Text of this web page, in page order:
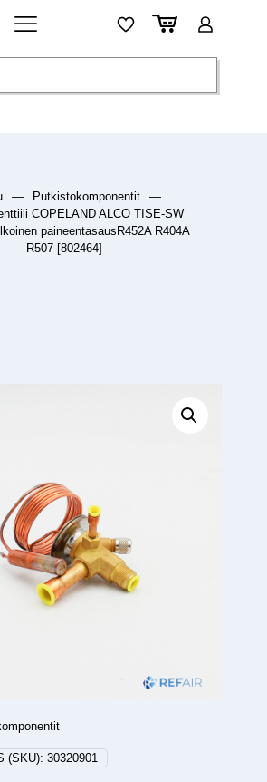
— Putkistokomponentit
—
COPELAND ALCO TISE-SW
paineentasausR452A R404A
R507 [802464]
(SKU): 30320901